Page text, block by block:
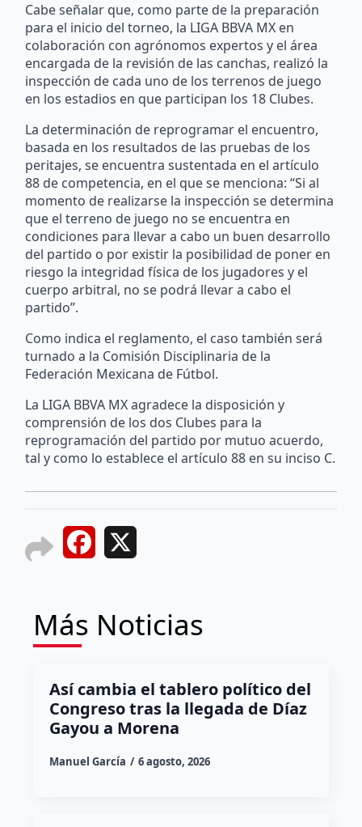
Cabe señalar que, como parte de la preparación
para el inicio del torneo, la LIGA BBVA MX en
colaboración con agrónomos expertos y el área
encargada de la revisión de las canchas, realizó la
inspección de cada uno de los terrenos de juego
en los estadios en que participan los 18 Clubes.
La determinación de reprogramar el encuentro,
basada en los resultados de las pruebas de los
peritajes, se encuentra sustentada en el artículo
88 de competencia, en el que se menciona: “Si al
momento de realizarse la inspección se determina
que el terreno de juego no se encuentra en
condiciones para llevar a cabo un buen desarrollo
del partido o por existir la posibilidad de poner en
riesgo la integridad física de los jugadores y el
cuerpo arbitral, no se podrá llevar a cabo el
partido”.
Como indica el reglamento, el caso también será
turnado a la Comisión Disciplinaria de la
Federación Mexicana de Fútbol.
La LIGA BBVA MX agradece la disposición y
comprensión de los dos Clubes para la
reprogramación del partido por mutuo acuerdo,
tal y como lo establece el artículo 88 en su inciso C.
Facebook
Más Noticias
Así cambia el tablero político del
Congreso tras la llegada de Díaz
Gayou a Morena
Manuel García 6 agosto, 2026